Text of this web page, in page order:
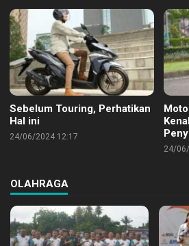
Sebelum Touring, Perhatikan
Hal ini
24/06/2024 12:17
24/
OLAHRAGA